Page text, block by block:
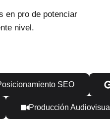
en pro de potenciar
nivel.
SEO
Producción Audiovisual